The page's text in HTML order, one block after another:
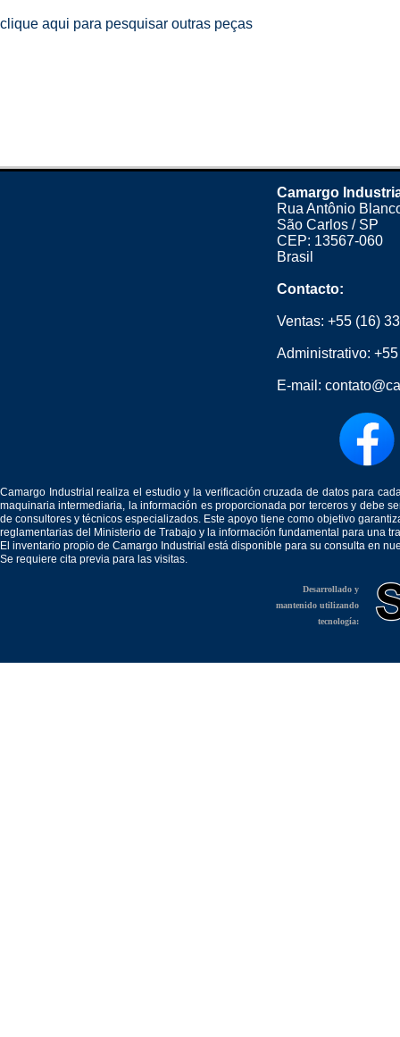
clique aqui para pesquisar outras peças
Camargo
Rua Antônio
São Carlos / SP
CEP: 13567-060
Brasil
Contacto:
Ventas: +55 (16)
Administrativo:
E-mail:
Camargo Industrial realiza el estudio y la verificación cruzada de datos para
maquinaria intermediaria, la información es proporcionada por terceros y debe
de consultores y técnicos especializados. Este apoyo tiene como objetivo
reglamentarias del Ministerio de Trabajo y la información fundamental para una
El inventario propio de Camargo Industrial está disponible para su consulta en
Se requiere cita previa para las visitas.
Desarrollado y
mantenido utilizando
tecnología: